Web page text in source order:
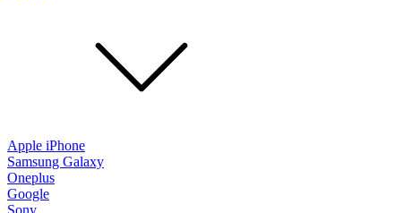
Apple iPhone
Samsung Galaxy
Oneplus
Google
Sony